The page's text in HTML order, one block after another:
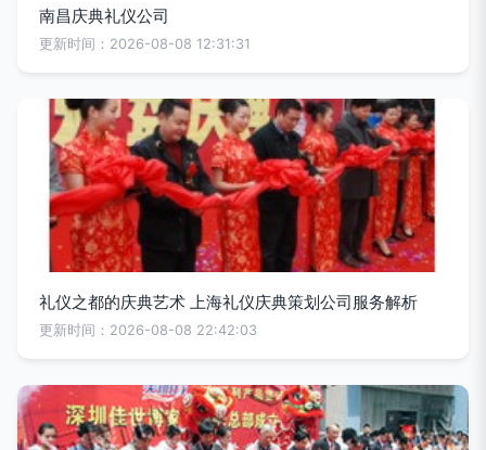
南昌庆典礼仪公司
更新时间：2026-08-08 12:31:31
礼仪之都的庆典艺术 上海礼仪庆典策划公司服务解析
更新时间：2026-08-08 22:42:03